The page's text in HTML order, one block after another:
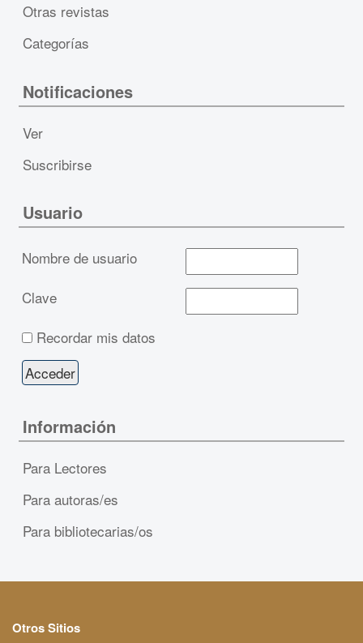
Otras revistas
Categorías
Notificaciones
Ver
Suscribirse
Usuario
Nombre de usuario
Clave
Recordar mis datos
Información
Para Lectores
Para autoras/es
Para bibliotecarias/os
Otros Sitios